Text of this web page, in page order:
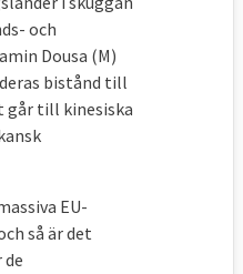
och
Dousa (M)
bistånd till
går till kinesiska
EU-
så är det